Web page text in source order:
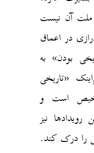
آن نیست
در اعماق
بودن» به
«تاریخی
است و
رویدادها نیز
را درک کند.